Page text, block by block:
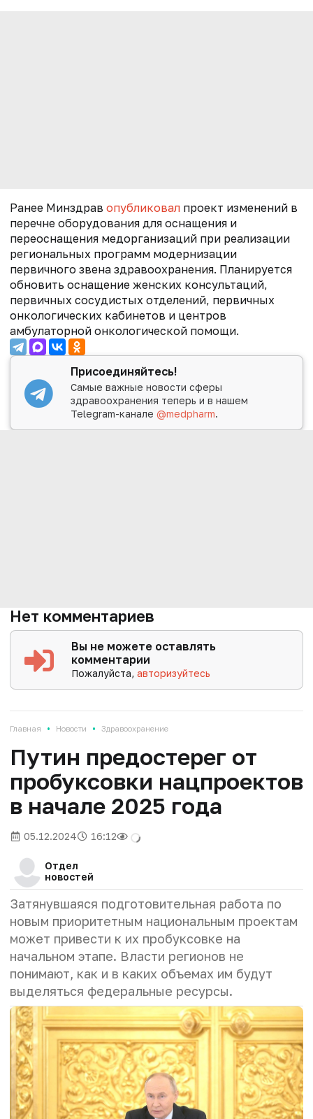
Ранее Минздрав опубликовал проект изменений в
перечне оборудования для оснащения и
переоснащения медорганизаций при реализации
региональных программ модернизации
первичного звена здравоохранения. Планируется
обновить оснащение женских консультаций,
первичных сосудистых отделений, первичных
онкологических кабинетов и центров
амбулаторной онкологической помощи.
Присоединяйтесь!
Самые важные новости сферы
здравоохранения теперь и в нашем
Telegram-канале@medpharm.
Нет комментариев
Вы не можете оставлять
комментарии
Пожалуйста,авторизуйтесь
Главная • Новости • Здравоохранение
Путин предостерег от
пробуксовки нацпроектов
в начале 2025 года
05.12.2024 16:12
Отдел
новостей
Затянувшаяся подготовительная работа по
новым приоритетным национальным проектам
может привести к их пробуксовке на
начальном этапе. Власти регионов не
понимают, как и в каких объемах им будут
выделяться федеральные ресурсы.